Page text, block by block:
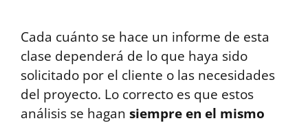
Cada cuánto se hace un informe de esta
clase dependerá de lo que haya sido
solicitado por el cliente o las necesidades
del proyecto. Lo correcto es que estos
análisis se hagan siempre en el mismo